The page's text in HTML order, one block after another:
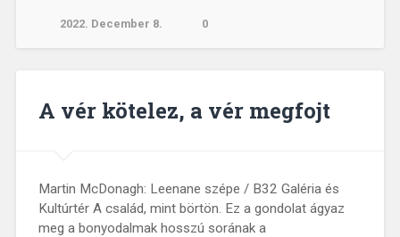
2022. December 8. 0
A vér kötelez, a vér megfojt
Martin McDonagh: Leenane szépe / B32 Galéria és
Kultúrtér A család, mint börtön. Ez a gondolat ágyaz
meg a bonyodalmak hosszú sorának a